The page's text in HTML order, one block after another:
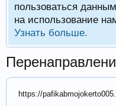
пользоваться
на использование
Узнать больше.
https://